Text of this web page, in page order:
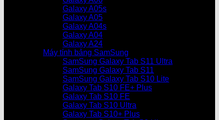
Galaxy A05s
Galaxy A05
Galaxy A04s
Galaxy A04
Galaxy A24
Máy tính bảng SamSung
SamSung Galaxy Tab S11 Ultra
SamSung Galaxy Tab S11
SamSung Galaxy Tab S10 Lite
Galaxy Tab S10 FE+ Plus
Galaxy Tab S10 FE
Galaxy Tab S10 Ultra
Galaxy Tab S10+ Plus